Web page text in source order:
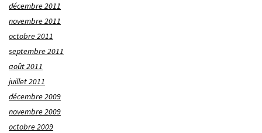
décembre 2011
novembre 2011
octobre 2011
septembre 2011
août 2011
juillet 2011
décembre 2009
novembre 2009
octobre 2009